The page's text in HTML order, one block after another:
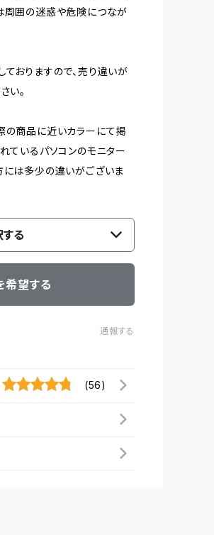
周囲の迷惑や危険につなが
おりますので、売り違いが
い。
の商品に近いカラーにて掲
ているパソコンのモニター
には多少の違いがございま
る
希望する
通報する
(56)